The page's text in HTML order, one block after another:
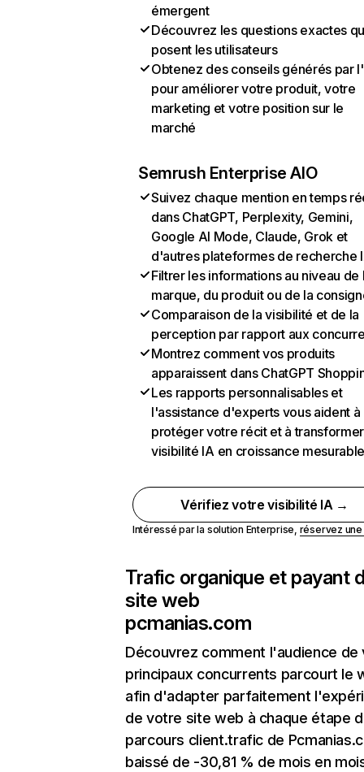
émergent
Découvrez les questions exactes
posent les utilisateurs
Obtenez des conseils générés par
pour améliorer votre produit, votre
marketing et votre position sur le
marché
Semrush Enterprise AIO
Suivez chaque mention en temps
dans ChatGPT, Perplexity, Gemini,
Google AI Mode, Claude, Grok et
d'autres plateformes de recherche
Filtrer les informations au niveau de
marque, du produit ou de la
Comparaison de la visibilité et de la
perception par rapport aux
Montrez comment vos produits
apparaissent dans ChatGPT
Les rapports personnalisables et
l'assistance d'experts vous aident à
protéger votre récit et à
visibilité IA en croissance
Vérifiez votre visibilité IA →
Intéressé par la solution Enterprise, réservez
Trafic organique et payant
site web
pcmanias.com
Découvrez comment l'audience de
principaux concurrents parcourt le
afin d'adapter parfaitement
de votre site web à chaque étape
parcours client.trafic de
baissé de -30,81 % de mois en